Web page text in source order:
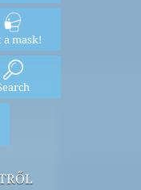
a mask!